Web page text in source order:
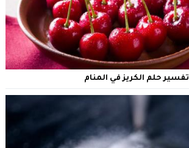
تفسير حلم الكريز في المنام